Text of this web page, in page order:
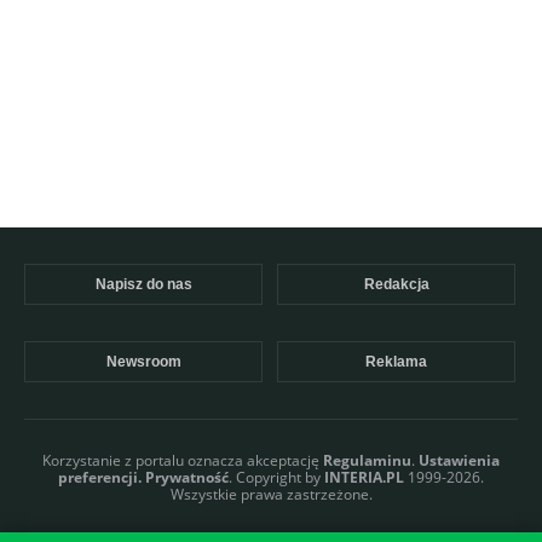
Napisz do nas Redakcja
Newsroom Reklama
Korzystanie z portalu oznacza akceptację Regulaminu. Ustawienia
preferencji. Prywatność. Copyright by INTERIA.PL 1999-2026.
Wszystkie prawa zastrzeżone.